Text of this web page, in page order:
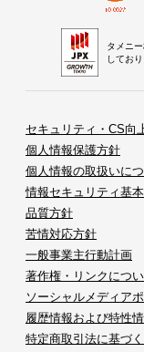
タメニ
してお
セキュリティ・CS向
個人情報保護方針
個人情報の取扱いに
情報セキュリティ基
品質方針
苦情対応方針
一般事業主行動計画
著作権・リンクにつ
ソーシャルメディア
履歴情報および特性
特定商取引法に基づ